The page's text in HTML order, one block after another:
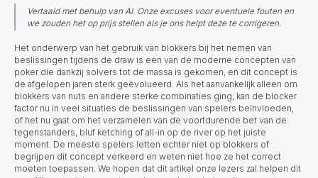
Vertaald met behulp van AI. Onze excuses voor eventuele fouten en
we zouden het op prijs stellen als je ons helpt deze te corrigeren.
Het onderwerp van het gebruik van blokkers bij het nemen van
beslissingen tijdens de draw is een van de moderne concepten van
poker die dankzij solvers tot de massa is gekomen, en dit concept is
de afgelopen jaren sterk geëvolueerd. Als het aanvankelijk alleen om
blokkers van nuts en andere sterke combinaties ging, kan de blocker
factor nu in veel situaties de beslissingen van spelers beïnvloeden,
of het nu gaat om het verzamelen van de voortdurende bet van de
tegenstanders, bluf ketching of all-in op de river op het juiste
moment. De meeste spelers letten echter niet op blokkers of
begrijpen dit concept verkeerd en weten niet hoe ze het correct
moeten toepassen. We hopen dat dit artikel onze lezers zal helpen dit